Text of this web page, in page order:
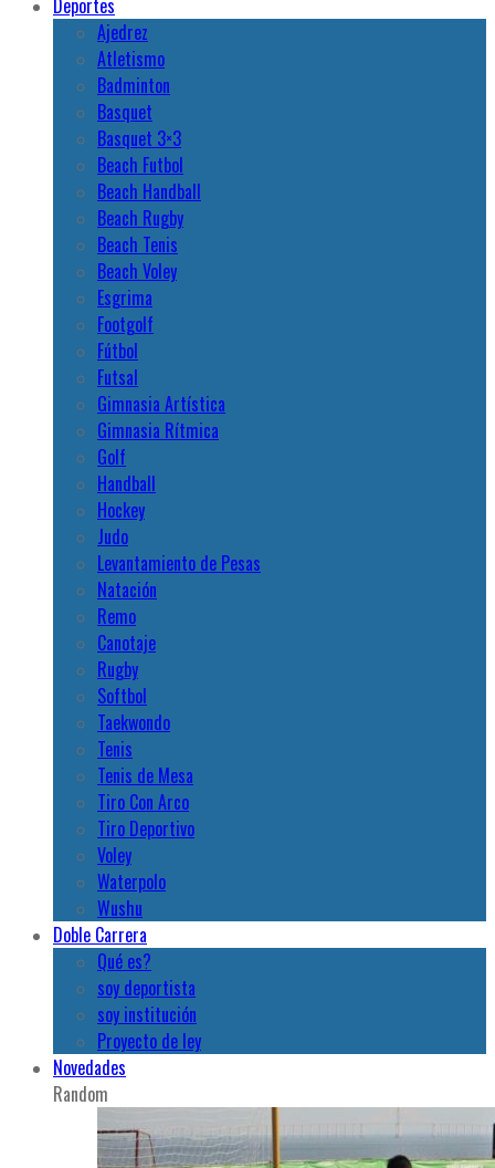
Deportes
Ajedrez
Atletismo
Badminton
Basquet
Basquet 3×3
Beach Futbol
Beach Handball
Beach Rugby
Beach Tenis
Beach Voley
Esgrima
Footgolf
Fútbol
Futsal
Gimnasia Artística
Gimnasia Rítmica
Golf
Handball
Hockey
Judo
Levantamiento de Pesas
Natación
Remo
Canotaje
Rugby
Softbol
Taekwondo
Tenis
Tenis de Mesa
Tiro Con Arco
Tiro Deportivo
Voley
Waterpolo
Wushu
Doble Carrera
Qué es?
soy deportista
soy institución
Proyecto de ley
Novedades
Random